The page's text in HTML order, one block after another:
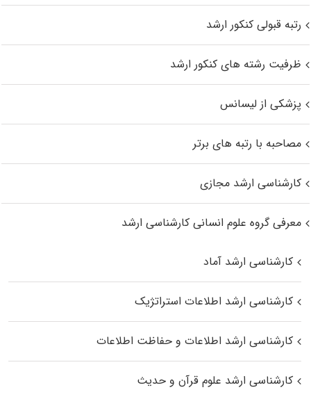
رتبه قبولی کنکور ارشد
ظرفیت رشته های کنکور ارشد
پزشکی از لیسانس
مصاحبه با رتبه های برتر
کارشناسی ارشد مجازی
معرفی گروه علوم انسانی کارشناسی ارشد
کارشناسی ارشد آماد
کارشناسی ارشد اطلاعات استراتژیک
کارشناسی ارشد اطلاعات و حفاظت اطلاعات
کارشناسی ارشد علوم قرآن و حدیث